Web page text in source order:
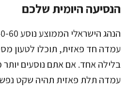
הנסיעה היומית שלכם
עמדה חד פאזית, תוכלו לטעון
עמדה תלת פאזית תהיה שקט